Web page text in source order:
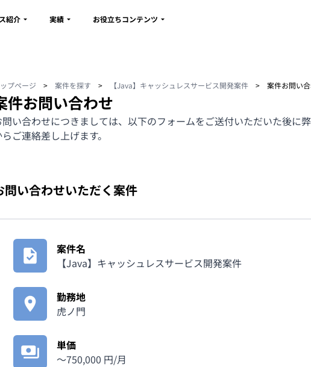
紹介 実績 お役立ちコンテンツ
ップページ > 案件を探す > 【Java】キャッシュレスサービス開発案件 > 案件お問い
件お問い合わせ
問い合わせにつきましては、以下のフォームをご送付いただいた後に
ご連絡差し上げます。
問い合わせいただく案件
案件名
【Java】キャッシュレスサービス開発案件
勤務地
虎ノ門
単価
〜750,000 円/月